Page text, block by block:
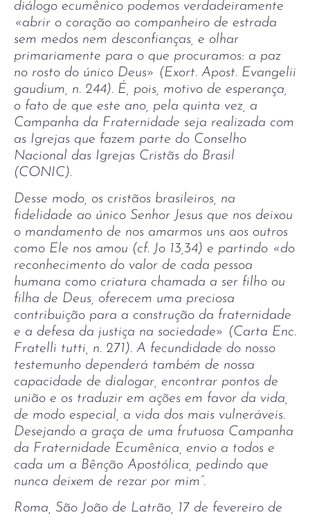
diálogo ecumênico podemos verdadeiramente
«abrir o coração ao companheiro de estrada
sem medos nem desconfianças, e olhar
primariamente para o que procuramos: a paz
no rosto do único Deus» (Exort. Apost. Evangelii
gaudium, n. 244). É, pois, motivo de esperança,
o fato de que este ano, pela quinta vez, a
Campanha da Fraternidade seja realizada com
as Igrejas que fazem parte do Conselho
Nacional das Igrejas Cristãs do Brasil
(CONIC).
Desse modo, os cristãos brasileiros, na
fidelidade ao único Senhor Jesus que nos deixou
o mandamento de nos amarmos uns aos outros
como Ele nos amou (cf. Jo 13,34) e partindo «do
reconhecimento do valor de cada pessoa
humana como criatura chamada a ser filho ou
filha de Deus, oferecem uma preciosa
contribuição para a construção da fraternidade
e a defesa da justiça na sociedade» (Carta Enc.
Fratelli tutti, n. 271). A fecundidade do nosso
testemunho dependerá também de nossa
capacidade de dialogar, encontrar pontos de
união e os traduzir em ações em favor da vida,
de modo especial, a vida dos mais vulneráveis.
Desejando a graça de uma frutuosa Campanha
da Fraternidade Ecumênica, envio a todos e
cada um a Bênção Apostólica, pedindo que
nunca deixem de rezar por mim”.
Roma, São João de Latrão, 17 de fevereiro de